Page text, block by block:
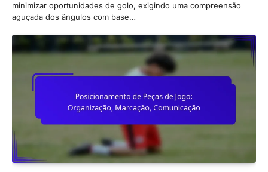
minimizar oportunidades de golo, exigindo uma compreensão
aguçada dos ângulos com base…